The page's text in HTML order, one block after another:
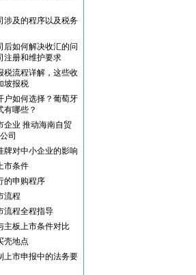
涉及的程序以及税务
后如何解决收汇的问
注册和维护要求
税流程详解，这些收
坡报税
户如何选择？葡萄牙
有哪些？
企业 推动海南自贸
司
牌对中小企业的影响
市条件
的申购程序
流程
流程全程指导
主板上市条件对比
壳地点
上市申报中的法务要